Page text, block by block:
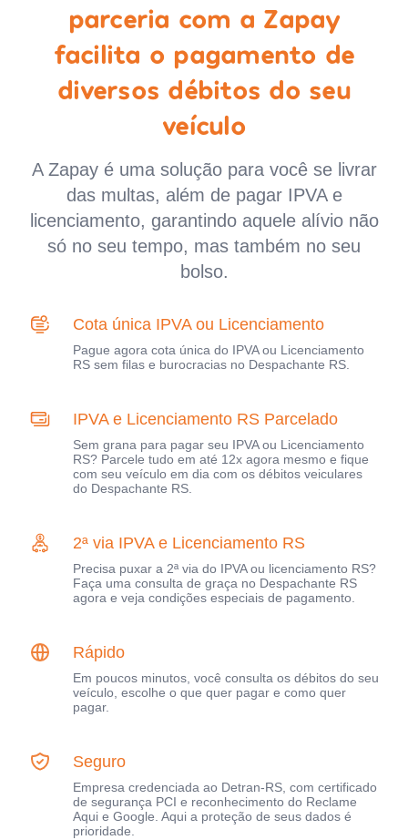
parceria com a Zapay
facilita o pagamento de
diversos débitos do seu
veículo
A Zapay é uma solução para você se livrar
das multas, além de pagar IPVA e
licenciamento, garantindo aquele alívio não
só no seu tempo, mas também no seu
bolso.
Cota única IPVA ou Licenciamento
Pague agora cota única do IPVA ou Licenciamento
RS sem filas e burocracias no Despachante RS.
IPVA e Licenciamento RS Parcelado
Sem grana para pagar seu IPVA ou Licenciamento
RS? Parcele tudo em até 12x agora mesmo e fique
com seu veículo em dia com os débitos veiculares
do Despachante RS.
2ª via IPVA e Licenciamento RS
Precisa puxar a 2ª via do IPVA ou licenciamento RS?
Faça uma consulta de graça no Despachante RS
agora e veja condições especiais de pagamento.
Rápido
Em poucos minutos, você consulta os débitos do seu
veículo, escolhe o que quer pagar e como quer
pagar.
Seguro
Empresa credenciada ao Detran-RS, com certificado
de segurança PCI e reconhecimento do Reclame
Aqui e Google. Aqui a proteção de seus dados é
prioridade.